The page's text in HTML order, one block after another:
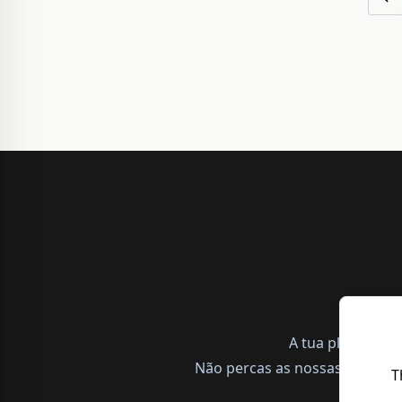
A tua
Não percas as nossas